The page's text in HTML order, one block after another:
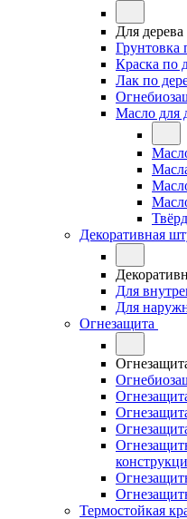
Для дерева
Грунтовка
Краска по
Лак по
Масло для
Декоративная
Для
Для
Огнезащита
Термостойкая